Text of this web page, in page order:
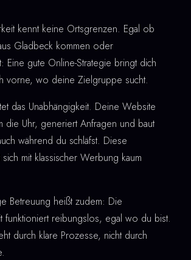
kennt keine Ortsgrenzen. Egal ob
Gladbeck kommen oder
Eine gute Online-Strategie bringt dich
vorne, wo deine Zielgruppe sucht.
das Unabhängigkeit. Deine Website
die Uhr, generiert Anfragen und baut
während du schläfst. Diese
sich mit klassischer Werbung kaum
Betreuung heißt zudem: Die
funktioniert reibungslos, egal wo du bist.
durch klare Prozesse, nicht durch